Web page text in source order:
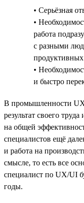
• Серьёзная
•
работа
с разными
•
и быстро
В промышленности
результат своего
на общей
специалистов ещё
и работа на
смысле, то есть все
специалист по UX/UI
годы.